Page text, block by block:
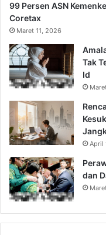
99 Persen ASN
Coretax
Maret 11, 2026
Tak
Id
April
dan